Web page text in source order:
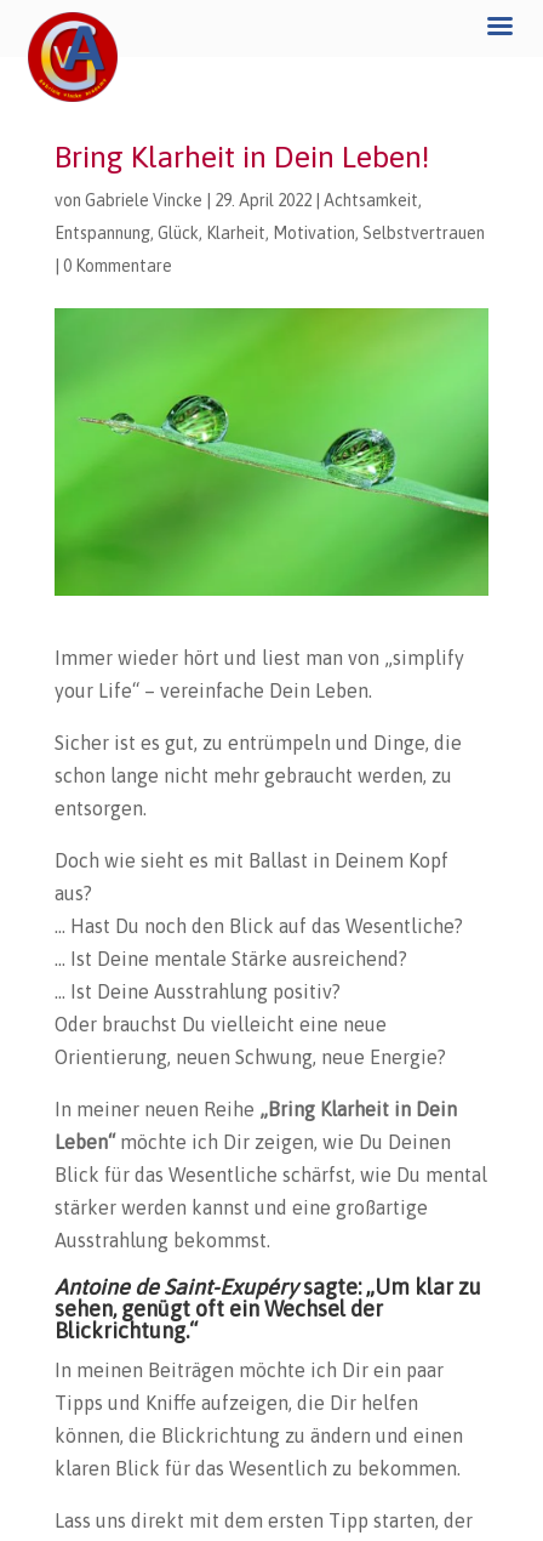
Bring Klarheit in Dein Leben!
von Gabriele Vincke 29. April 2022| Achtsamkeit,
Entspannung, Glück, Klarheit, Motivation, Selbstvertrauen
0 Kommentare
Immer wieder hört und liest man von „simplify
your Life“ – vereinfache Dein Leben.
Sicher ist es gut, zu entrümpeln und Dinge, die
schon lange nicht mehr gebraucht werden, zu
entsorgen.
Doch wie sieht es mit Ballast in Deinem Kopf
aus?
… Hast Du noch den Blick auf das Wesentliche?
… Ist Deine mentale Stärke ausreichend?
… Ist Deine Ausstrahlung positiv?
Oder brauchst Du vielleicht eine neue
Orientierung, neuen Schwung, neue Energie?
In meiner neuen Reihe „Bring Klarheit in Dein
Leben“möchte ich Dir zeigen, wie Du Deinen
Blick für das Wesentliche schärfst, wie Du mental
stärker werden kannst und eine großartige
Ausstrahlung bekommst.
Antoine de Saint-Exupérysagte: „Um klar zu
sehen, genügt oft ein Wechsel der
Blickrichtung.“
In meinen Beiträgen möchte ich Dir ein paar
Tipps und Kniffe aufzeigen, die Dir helfen
können, die Blickrichtung zu ändern und einen
klaren Blick für das Wesentlich zu bekommen.
Lass uns direkt mit dem ersten Tipp starten, der